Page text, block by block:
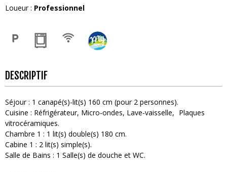
Loueur: Professionnel
DESCRIPTIF
Séjour: 1 canapé(s)-lit(s) 160 cm (pour 2 personnes)
Cuisine : Réfrigérateur Micro-ondes Lave-vaisselle
Plaques
vitrocéramiques
Chambre 1 : 1 lit(s) double(s) 180 cm
Cabine 1 : 2 lit(s) simple(s)
Salle de Bains : 1 Salle(s) de douche et WC